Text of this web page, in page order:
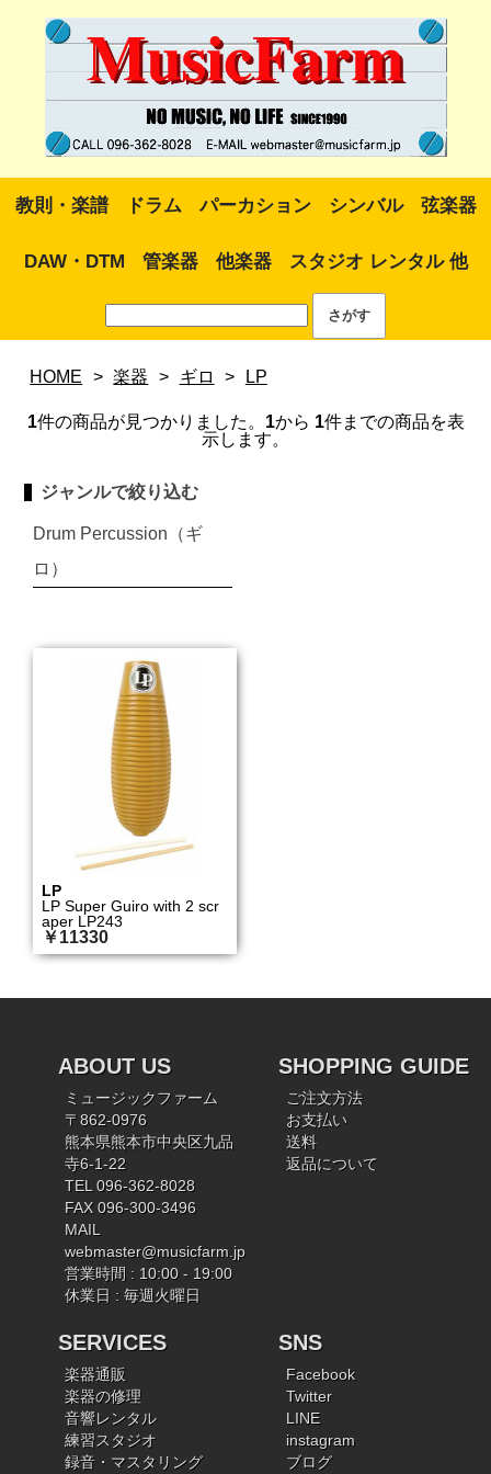
教則・楽譜 ドラム パーカション シンバル 弦楽器
DAW・DTM 管楽器 他楽器 スタジオ レンタル 他
HOME > 楽器 > ギロ > LP
1件の商品が見つかりました。 1から 1件までの商品を表
示します。
ジャンルで絞り込む
Drum Percussion（ギ
ロ）
LP
LP Super Guiro with 2 scr
aper LP243
￥11330
ABOUT US
ミュージックファーム
〒862-0976
熊本県熊本市中央区九品
寺6-1-22
TEL 096-362-8028
FAX 096-300-3496
MAIL
webmaster@musicfarm.jp
営業時間 : 10:00 - 19:00
休業日 : 毎週火曜日
SHOPPING GUIDE
ご注文方法
お支払い
送料
返品について
SERVICES
楽器通販
楽器の修理
音響レンタル
練習スタジオ
録音・マスタリング
SNS
Facebook
Twitter
LINE
instagram
ブログ